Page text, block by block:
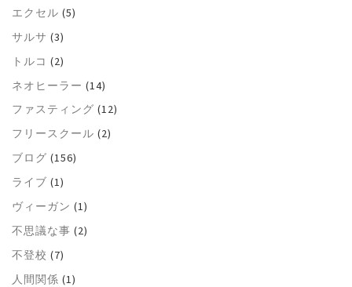
エクセル (5)
サルサ (3)
トルコ (2)
ネオヒーラー (14)
ファスティング (12)
フリースクール (2)
ブログ (156)
ライブ (1)
ヴィーガン (1)
不思議な事 (2)
不登校 (7)
人間関係 (1)